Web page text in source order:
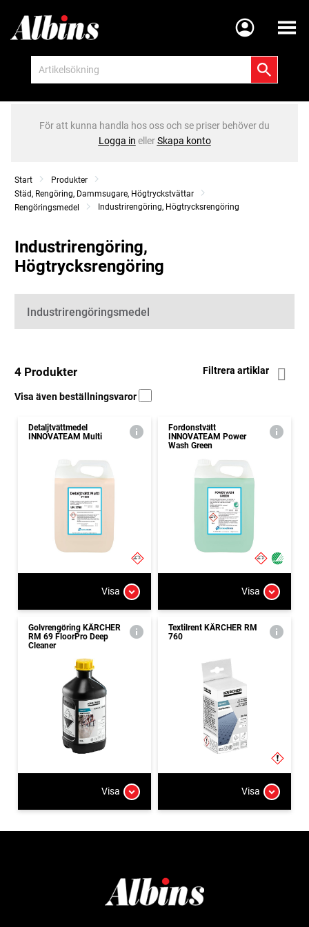
Meny
För att kunna handla hos oss och se priser behöver du
Logga in ellerSkapa konto
Start
Produkter
Städ, Rengöring, Dammsugare, Högtryckstvättar
Rengöringsmedel
Industrirengöring, Högtrycksrengöring
Industrirengöring,
Högtrycksrengöring
Kategorier
Industrirengöringsmedel
4 Produkter Filtrera artiklar
Visa även beställningsvaror
Detaljtvättmedel
INNOVATEAM Multi
Visa
Fordonstvätt
INNOVATEAM Power
Wash Green
Visa
Golvrengöring KÄRCHER
RM 69 FloorPro Deep
Cleaner
Visa
Textilrent KÄRCHER RM
760
Visa